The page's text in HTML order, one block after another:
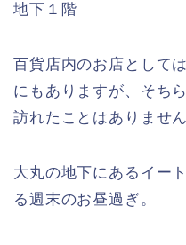
地下１階
百貨店内のお店として
にもありますが、そち
訪れたことはありませ
大丸の地下にあるイー
る週末のお昼過ぎ。